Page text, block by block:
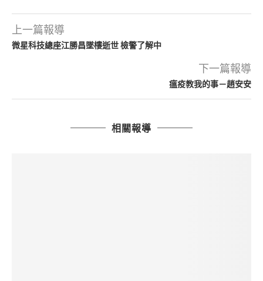
上一篇報導
微星科技總座江勝昌墜樓逝世 檢警了解中
下一篇報導
瘟疫教我的事－趙安安
相關報導